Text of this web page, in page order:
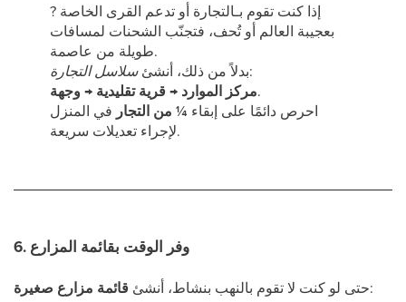
? إذا كنت تقوم بـالتجارة أو تدعم القرى الخاصة
بعجيبة العالم أو تُحف، فتجنّب الشحنات لمسافات
طويلة من عاصمة.
بدلاً من ذلك، أنشئسلاسل التجارة :
مركز الموارد → قرية تقليدية → وجهة.
احرص دائمًا على إبقاء ¼ من التجار في المنزل
لإجراء تعديلات سريعة.
6. وفر الوقت بقائمة المزارع
حتى لو كنت لا تقوم بالنهب بنشاط، أنشئ قائمة مزارع صغيرة :